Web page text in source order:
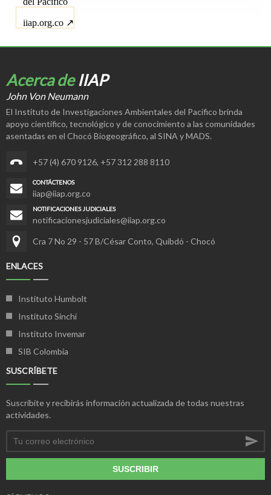
Acerca deIIAP
John Von Neumann
El Instituto de Investigaciones Ambientales del Pacífico brinda
apoyo científico, tecnológico y de conocimiento a las comunidades
asentadas en el Chocó Biogeográfico, al SINA y MADS.
+57 (4) 670 9126, +57 312 288 8110
CONTÁCTENOS
iiap@iiap.org.co
NOTIFICACIONES JUDICIALES
notificacionesjudiciales@iiap.org.co
Cra 7 No 29 - 57 B/César Conto, Quibdó - Chocó
ENLACES
Instituto Humbolt
Instituto Sinchi
Instituto Invemar
SIB Colombia
SUSCRÍBETE
Suscríbite y recibirás información actualizada de todas nuestras
actividades.
SUSCRIBIR